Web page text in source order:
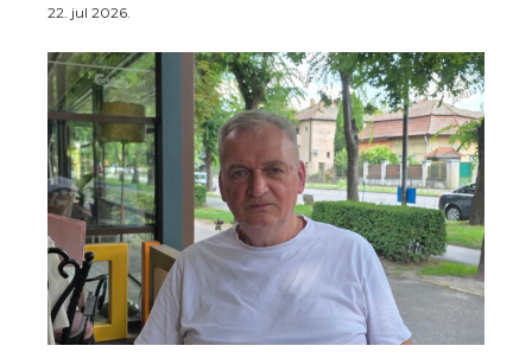
22. jul 2026.